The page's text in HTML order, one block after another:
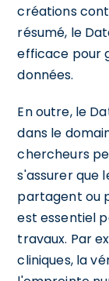
créations
résumé, le
efficace pour
données.
En outre, le
dans le
chercheurs
s'assurer que
partagent ou
est essentiel
travaux. Par
cliniques, la